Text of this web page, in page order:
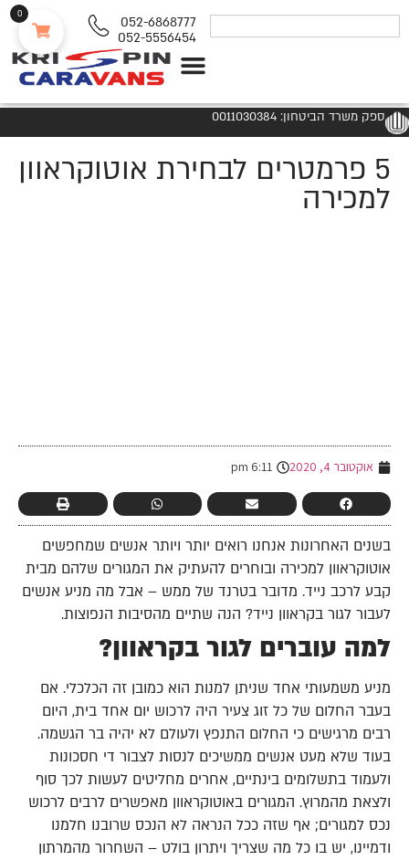
052-6868777
052-5556454
ספק משרד הביטחון: 0011030384
5 פרמטרים לבחירת אוטוקראוון
למכירה
אוקטובר 4, 2020 6:11 pm
בשנים האחרונות אנחנו רואים יותר ויותר אנשים שמחפשים
אוטוקראוון למכירה ובוחרים להעתיק את המגורים שלהם מבית
קבע לרכב נייד. מדובר בטרנד של ממש – אבל מה מניע אנשים
לעבור לגור בקראוון נייד? הנה שתיים מהסיבות הנפוצות.
למה עוברים לגור בקראוון?
מניע משמעותי אחד שניתן למנות הוא כמובן זה הכלכלי. אם
בעבר החלום של כל זוג צעיר היה לרכוש יום אחד בית, היום
רבים מרגישים כי החלום התנפץ ולעולם לא יהיה בר הגשמה.
בעוד שלא מעט אנשים ממשיכים לנסות לצבור די חסכונות
ולעמוד בתשלומים בינתיים, אחרים מחליטים לעשות לכך סוף
ולצאת מהמרוץ. המגורים באוטוקראוון מאפשרים לרבים לרכוש
נכס למגורים; אף שזה ככל הנראה לא הנכס שרובנו חלמנו
ודמיינו, יש בו כל מה שצריך ויתרון בולט – השחרור מהמרתון
0